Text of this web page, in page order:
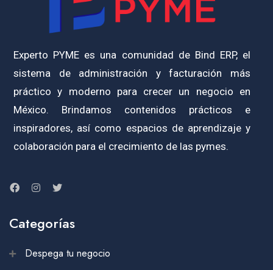
Experto PYME es una comunidad de Bind ERP, el
sistema de administración y facturación más
práctico y moderno para crecer un negocio en
México. Brindamos contenidos prácticos e
inspiradores, así como espacios de aprendizaje y
colaboración para el crecimiento de las pymes.
Categorías
Despega tu negocio